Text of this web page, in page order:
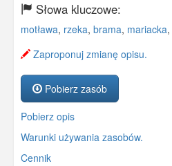
Słowa kluczowe:
motława, rzeka, brama, mariacka,
Zaproponuj zmianę opisu.
Pobierz zasób
Pobierz opis
Warunki używania zasobów.
Cennik